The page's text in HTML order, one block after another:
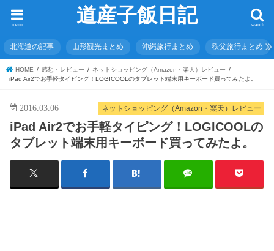
道産子飯日記 search
menu
北海道の記事 山形観光まとめ 沖縄旅行まとめ 秩父旅行まとめ
HOME 感想・レビュー
ネットショッピング（Amazon・楽天）レビュー
iPad Air2でお手軽タイピング！LOGICOOLのタブレット端末用キーボード買ってみたよ。
ネットショッピング（Amazon・楽天）レビュー
2016.03.06
iPad Air2でお手軽タイピング！LOGICOOLの
タブレット端末用キーボード買ってみたよ。